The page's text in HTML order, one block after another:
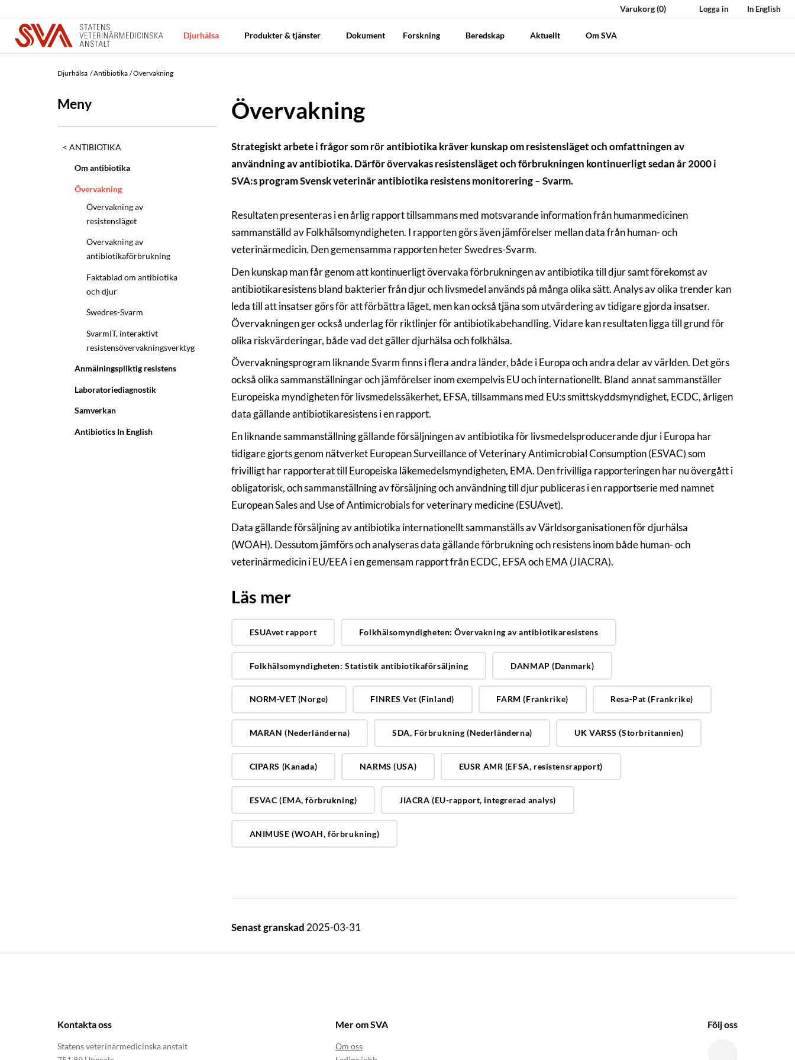
Varukorg(0) Logga in In English
Djurhälsa Produkter & tjänster Dokument Forskning Beredskap Aktuellt Om SVA
Djurhälsa Antibiotika Övervakning
Meny
ANTIBIOTIKA
Om antibiotika
Övervakning
Övervakning av
resistensläget
Övervakning av
antibiotikaförbrukning
Faktablad om antibiotika
och djur
Swedres-Svarm
SvarmIT, interaktivt
resistensövervakningsverktyg
Anmälningspliktig resistens
Laboratoriediagnostik
Samverkan
Antibiotics In English
Övervakning
Strategiskt arbete i frågor som rör antibiotika kräver kunskap om resistensläget och omfattningen av
användning av antibiotika. Därför övervakas resistensläget och förbrukningen kontinuerligt sedan år 2000 i
SVA:s program Svensk veterinär antibiotika resistens monitorering – Svarm.
Resultaten presenteras i en årlig rapport tillsammans med motsvarande information från humanmedicinen
sammanställd av Folkhälsomyndigheten. I rapporten görs även jämförelser mellan data från human- och
veterinärmedicin. Den gemensamma rapporten heter Swedres-Svarm.
Den kunskap man får genom att kontinuerligt övervaka förbrukningen av antibiotika till djur samt förekomst av
antibiotikaresistens bland bakterier från djur och livsmedel används på många olika sätt. Analys av olika trender kan
leda till att insatser görs för att förbättra läget, men kan också tjäna som utvärdering av tidigare gjorda insatser.
Övervakningen ger också underlag för riktlinjer för antibiotikabehandling. Vidare kan resultaten ligga till grund för
olika riskvärderingar, både vad det gäller djurhälsa och folkhälsa.
Övervakningsprogram liknande Svarm finns i flera andra länder, både i Europa och andra delar av världen. Det görs
också olika sammanställningar och jämförelser inom exempelvis EU och internationellt. Bland annat sammanställer
Europeiska myndigheten för livsmedelssäkerhet, EFSA, tillsammans med EU:s smittskyddsmyndighet, ECDC, årligen
data gällande antibiotikaresistens i en rapport.
En liknande sammanställning gällande försäljningen av antibiotika för livsmedelsproducerande djur i Europa har
tidigare gjorts genom nätverket European Surveillance of Veterinary Antimicrobial Consumption (ESVAC) som
frivilligt har rapporterat till Europeiska läkemedelsmyndigheten, EMA. Den frivilliga rapporteringen har nu övergått i
obligatorisk, och sammanställning av försäljning och användning till djur publiceras i en rapportserie med namnet
European Sales and Use of Antimicrobials for veterinary medicine (ESUAvet).
Data gällande försäljning av antibiotika internationellt sammanställs av Världsorganisationen för djurhälsa
(WOAH). Dessutom jämförs och analyseras data gällande förbrukning och resistens inom både human- och
veterinärmedicin i EU/EEA i en gemensam rapport från ECDC, EFSA och EMA (JIACRA).
Läs mer
ESUAvet rapport Folkhälsomyndigheten: Övervakning av antibiotikaresistens
Folkhälsomyndigheten: Statistik antibiotikaförsäljning DANMAP (Danmark)
NORM-VET (Norge) FINRES Vet (Finland) FARM (Frankrike) Resa-Pat (Frankrike)
MARAN (Nederländerna) SDA, Förbrukning (Nederländerna) UK VARSS (Storbritannien)
CIPARS (Kanada) NARMS (USA) EUSR AMR (EFSA, resistensrapport)
ESVAC (EMA, förbrukning) JIACRA (EU-rapport, integrerad analys)
ANIMUSE (WOAH, förbrukning)
Senast granskad 2025-03-31
Kontakta oss
Statens veterinärmedicinska anstalt
Mer om SVA
Om oss
Följ oss